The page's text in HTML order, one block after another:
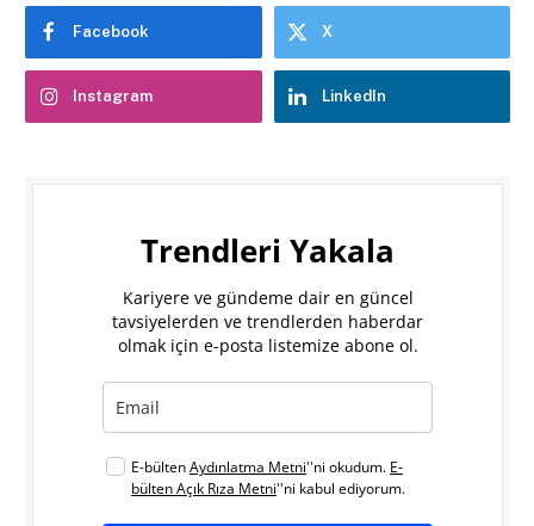
Facebook X
Instagram LinkedIn
Trendleri Yakala
Kariyere ve gündeme dair en güncel
tavsiyelerden ve trendlerden haberdar
olmak için e-posta listemize abone ol.
E-bültenAydınlatma Metni''ni okudum. E-
bülten Açık Rıza Metni''ni kabul ediyorum.